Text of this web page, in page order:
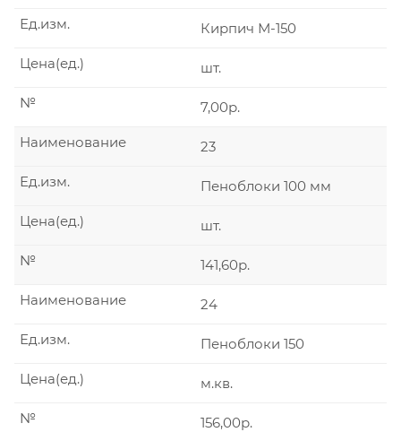
Кирпич М-150
Ед.изм.
шт.
Цена(ед.)
7,00р.
№
23
Наименование
Пеноблоки 100 мм
Ед.изм.
шт.
Цена(ед.)
141,60р.
№
24
Наименование
Пеноблоки 150
Ед.изм.
м.кв.
Цена(ед.)
156,00р.
№